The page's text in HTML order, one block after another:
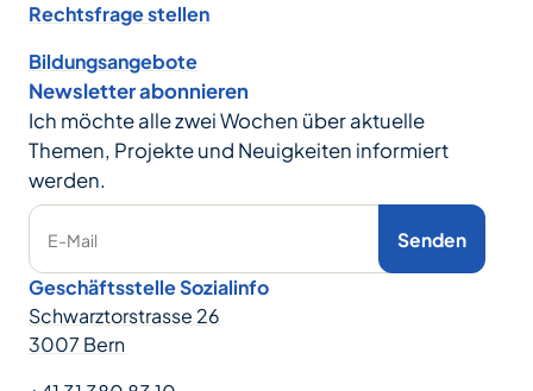
Rechtsfrage stellen
Bildungsangebote
Newsletter abonnieren
Ich möchte alle zwei Wochen über aktuelle
Themen, Projekte und Neuigkeiten informiert
werden.
E-Mail Senden
Geschäftsstelle Sozialinfo
Schwarztorstrasse 26
3007 Bern